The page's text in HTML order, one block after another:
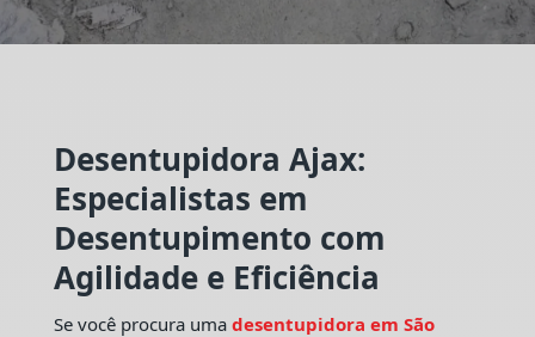
Desentupidora Ajax:
Especialistas em
Desentupimento com
Agilidade e Eficiência
Se você procura uma desentupidora em São